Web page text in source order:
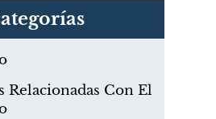
Relacionadas Con El